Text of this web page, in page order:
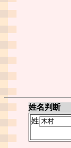
姓名判断
姓